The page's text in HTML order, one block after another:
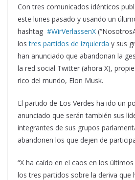
Con tres comunicados idénticos
este lunes pasado y usando un
hashtag #WirVerlassenX
lostres partidos de izquierda y sus
han anunciado que abandonan la
la red social Twitter (ahora X),
rico del mundo, Elon Musk.
El partido de Los Verdes ha ido un
anunciado que serán también sus
integrantes de sus grupos
abandonen los que dejen de
“X ha caído en el caos en los
los tres partidos sobre la deriva que